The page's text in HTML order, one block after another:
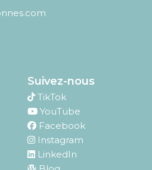
Suivez-nous
TikTok
YouTube
Facebook
Instagram
LinkedIn